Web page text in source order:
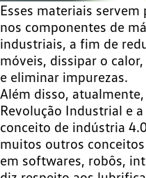
Esses materiais
nos componentes de
industriais, a fim de
móveis, dissipar o
e eliminar impurezas.
Além disso,
Revolução Industrial e
conceito de indústria
muitos outros
em softwares, robôs,